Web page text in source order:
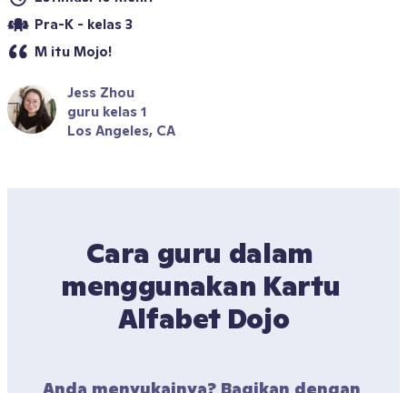
Pra-K - kelas 3
M itu Mojo!
Jess Zhou
guru kelas 1
Los Angeles, CA
Cara guru dalam
menggunakan Kartu
Alfabet Dojo